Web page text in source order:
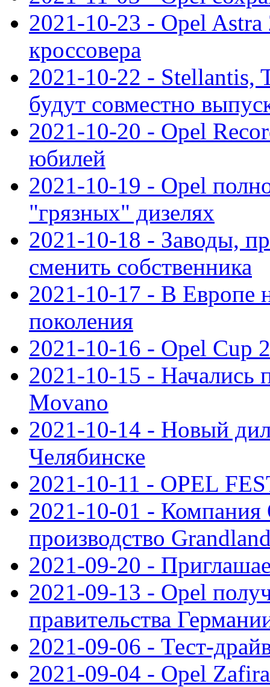
2021-10-23 - Opel Astra
кроссовера
2021-10-22 - Stellantis,
будут совместно
2021-10-20 - Opel
юбилей
2021-10-19 - Opel
"грязных" дизелях
2021-10-18 - Заводы,
сменить собственника
2021-10-17 - В Европе
поколения
2021-10-16 - Opel Cup
2021-10-15 - Начались
Movano
2021-10-14 - Новый
Челябинске
2021-10-11 - OPEL
2021-10-01 - Компания
производство
2021-09-20 -
2021-09-13 - Opel
правительства
2021-09-06 - Тест-
2021-09-04 - Opel